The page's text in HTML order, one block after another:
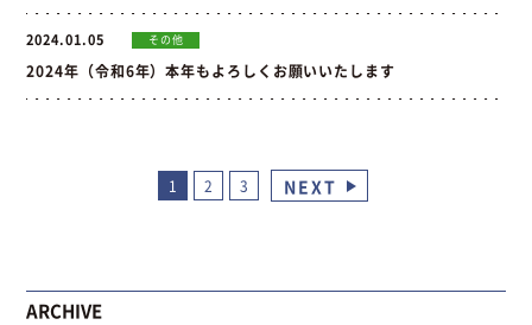
2024.01.05 その他
2024年（令和6年）本年もよろしくお願いいたします
1 2 3 NEXT
ARCHIVE